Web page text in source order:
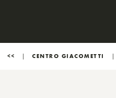
<< CENTRO GIACOMETTI